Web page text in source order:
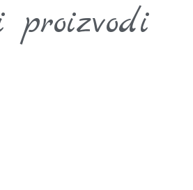
proizvodi